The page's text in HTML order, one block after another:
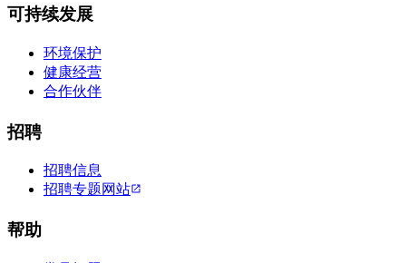
可持续发展
环境保护
健康经营
合作伙伴
招聘
招聘信息
招聘专题网站
帮助